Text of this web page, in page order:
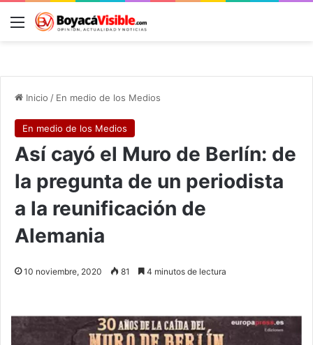
Menú
Inicio / En medio de los Medios
En medio de los Medios
Así cayó el Muro de Berlín: de
la pregunta de un periodista
a la reunificación de
Alemania
10 noviembre, 2020 81 4 minutos de lectura